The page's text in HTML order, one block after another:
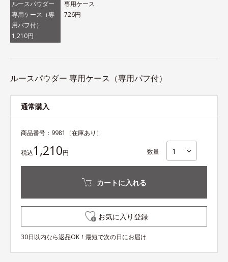
ルースパウダー
専用ケース（専
用パフ付）
1,210円
専用ケース
726円
ルースパウダー 専用ケース（専用パフ付）
通常購入
商品番号： 9981 ［在庫あり］
税込1,210円 数量
カートに入れる
お気に入り登録
30日以内なら返品OK！最短で次の日にお届け